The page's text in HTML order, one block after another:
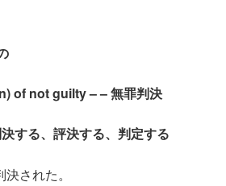
of not guilty – – 無罪判決
する、評決する、判定する
された。